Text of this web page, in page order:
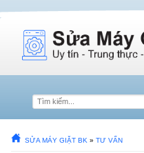
SỬA MÁY GIẶT BK » TƯ VẤN